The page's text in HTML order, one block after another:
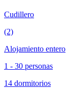
Cudillero
(2)
Alojamiento entero
1 - 30 personas
14 dormitorios